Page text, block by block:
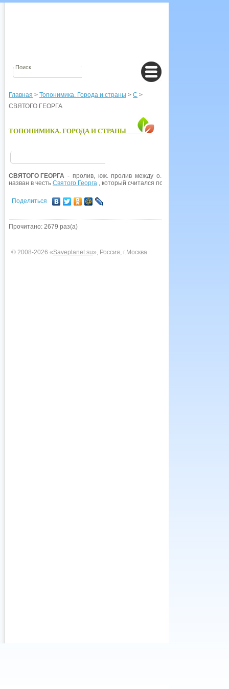
Главная > Топонимика. Города и страны > С >
СВЯТОГО ГЕОРГА
ТОПОНИМИКА. ГОРОДА И СТРАНЫ
СВЯТОГО ГЕОРГА - пролив, юж. пролив между о.
назван в честь Святого Георга , который считался покровителем Англии.
Поделиться
Прочитано: 2679 раз(а)
© 2008-2026 «Saveplanet.su», Россия, г.Москва